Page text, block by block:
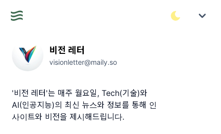
비전 레터
visionletter@maily.so
'비전 레터'는 매주 월요일, Tech(기술)와
AI(인공지능)의 최신 뉴스와 정보를 통해 인
사이트와 비전을 제시해드립니다.